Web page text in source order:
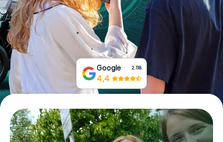
Prenota Biglietti
Acquista i Voucher
Google 2.118
4,4